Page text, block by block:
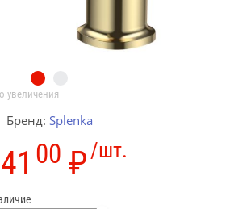
Бренд: Splenka
/шт.
00 ₽